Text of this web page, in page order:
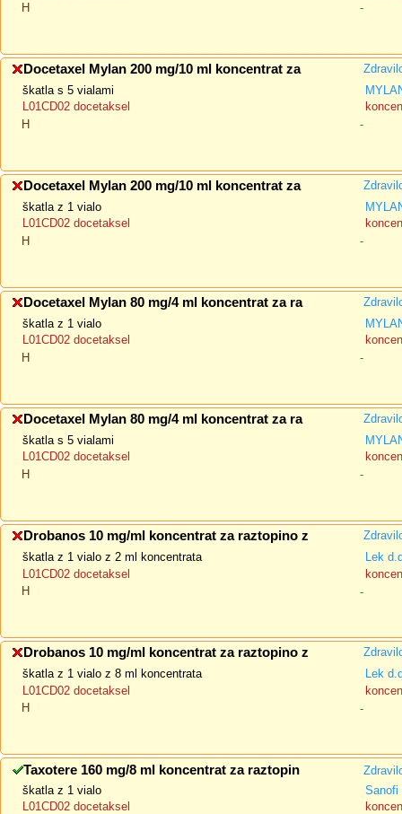
H
-
Docetaxel Mylan 200 mg/10 ml koncentrat za
škatla s 5 vialami
L01CD02 docetaksel
H
-
Docetaxel Mylan 200 mg/10 ml koncentrat za
škatla z 1 vialo
L01CD02 docetaksel
H
-
Docetaxel Mylan 80 mg/4 ml koncentrat za ra
škatla z 1 vialo
L01CD02 docetaksel
H
-
Docetaxel Mylan 80 mg/4 ml koncentrat za ra
škatla s 5 vialami
L01CD02 docetaksel
H
-
Drobanos 10 mg/ml koncentrat za raztopino z
škatla z 1 vialo z 2 ml koncentrata
Lek
L01CD02 docetaksel
H
-
Drobanos 10 mg/ml koncentrat za raztopino z
škatla z 1 vialo z 8 ml koncentrata
Lek
L01CD02 docetaksel
H
-
Taxotere 160 mg/8 ml koncentrat za raztopin
škatla z 1 vialo
Sanofi
L01CD02 docetaksel